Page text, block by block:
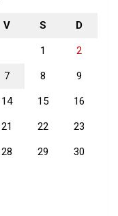
V S D
1 2
7 8 9
14 15 16
21 22 23
28 29 30